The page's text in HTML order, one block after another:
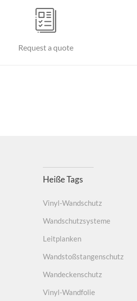
Request a quote
Heiße Tags
Vinyl-Wandschutz
Wandschutzsysteme
Leitplanken
Wandstoßstangenschutz
Wandeckenschutz
Vinyl-Wandfolie